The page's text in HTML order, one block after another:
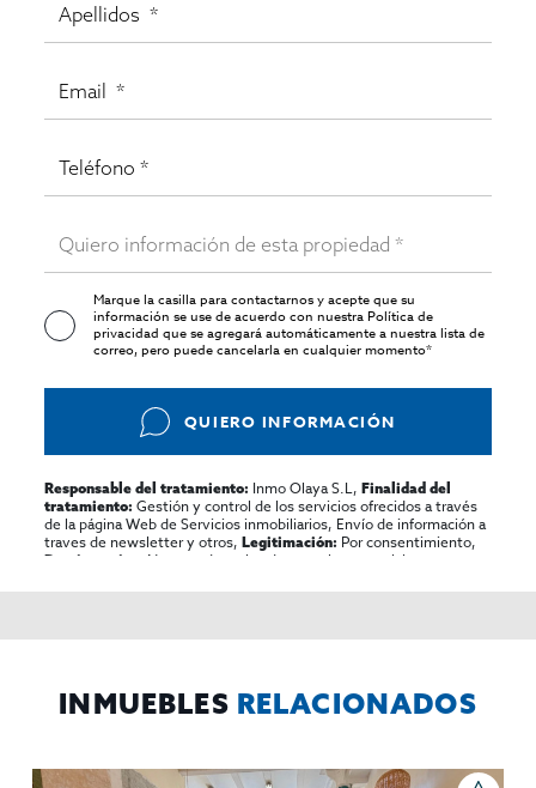
Marque la casilla para contactarnos y acepte que su
información se use de acuerdo con nuestraPolítica de
privacidadque se agregará automáticamente a nuestra lista de
correo, pero puede cancelarla en cualquier momento*
QUIERO INFORMACIÓN
Responsable del tratamiento: Inmo Olaya S.L,Finalidad del
tratamiento: Gestión y control de los servicios ofrecidos a través
de la página Web de Servicios inmobiliarios, Envío de información a
traves de newsletter y otros,Legitimación: Por consentimiento,
Destinatarios:
No se cederan los datos, salvo para elaborar
rectificar y suprimir los datos, solicitar la portabilidad de los
INMUEBLES RELACIONADOS